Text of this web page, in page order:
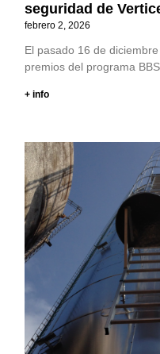
seguridad de
febrero 2, 2026
El pasado 16 de
premios del programa
+ info